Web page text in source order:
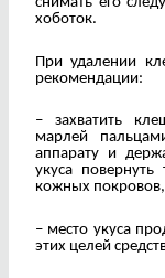
хоботок.
При удалении
рекомендации:
– захватить
марлей
аппарату и
укуса
кожных покровов,
– место укуса
этих целей